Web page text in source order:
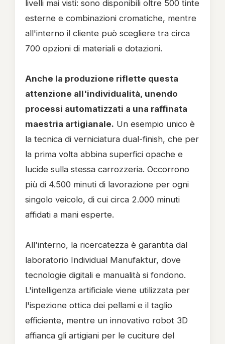
livelli mai visti: sono disponibili oltre 500 tinte
esterne e combinazioni cromatiche, mentre
all'interno il cliente può scegliere tra circa
700 opzioni di materiali e dotazioni.
Anche la produzione riflette questa
attenzione all'individualità, unendo
processi automatizzati a una raffinata
maestria artigianale. Un esempio unico è
la tecnica di verniciatura dual-finish, che per
la prima volta abbina superfici opache e
lucide sulla stessa carrozzeria. Occorrono
più di 4.500 minuti di lavorazione per ogni
singolo veicolo, di cui circa 2.000 minuti
affidati a mani esperte.
All'interno, la ricercatezza è garantita dal
laboratorio Individual Manufaktur, dove
tecnologie digitali e manualità si fondono.
L'intelligenza artificiale viene utilizzata per
l'ispezione ottica dei pellami e il taglio
efficiente, mentre un innovativo robot 3D
affianca gli artigiani per le cuciture del